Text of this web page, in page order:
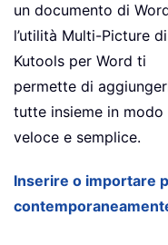
un documento di
l’utilità Multi-Picture di
Kutools per Word ti
permette di
tutte insieme in modo
veloce e semplice.
Inserire o importare